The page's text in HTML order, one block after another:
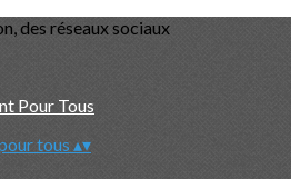
des réseaux sociaux
tous ▴▾